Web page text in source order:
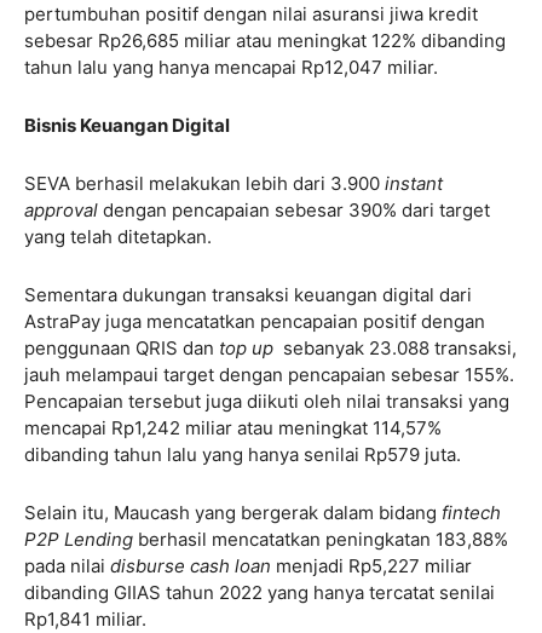
pertumbuhan positif dengan nilai asuransi jiwa kredit
sebesar Rp26,685 miliar atau meningkat 122% dibanding
tahun lalu yang hanya mencapai Rp12,047 miliar.
Bisnis Keuangan Digital
SEVA berhasil melakukan lebih dari 3.900 instant
approval dengan pencapaian sebesar 390% dari target
yang telah ditetapkan.
Sementara dukungan transaksi keuangan digital dari
AstraPay juga mencatatkan pencapaian positif dengan
penggunaan QRIS dan top up sebanyak 23.088 transaksi,
jauh melampaui target dengan pencapaian sebesar 155%.
Pencapaian tersebut juga diikuti oleh nilai transaksi yang
mencapai Rp1,242 miliar atau meningkat 114,57%
dibanding tahun lalu yang hanya senilai Rp579 juta.
Selain itu, Maucash yang bergerak dalam bidang fintech
P2P Lending berhasil mencatatkan peningkatan 183,88%
pada nilai disburse cash loan menjadi Rp5,227 miliar
dibanding GIIAS tahun 2022 yang hanya tercatat senilai
Rp1,841 miliar.